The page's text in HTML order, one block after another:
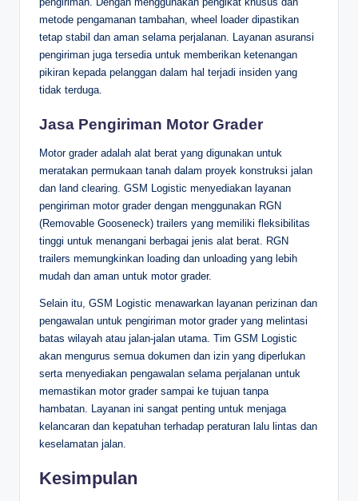
metode pengamanan tambahan, wheel loader dipastikan
tetap stabil dan aman selama perjalanan. Layanan asuransi
pengiriman juga tersedia untuk memberikan ketenangan
pikiran kepada pelanggan dalam hal terjadi insiden yang
tidak terduga.
Jasa Pengiriman Motor Grader
Motor grader adalah alat berat yang digunakan untuk
meratakan permukaan tanah dalam proyek konstruksi jalan
dan land clearing. GSM Logistic menyediakan layanan
pengiriman motor grader dengan menggunakan RGN
(Removable Gooseneck) trailers yang memiliki fleksibilitas
tinggi untuk menangani berbagai jenis alat berat. RGN
trailers memungkinkan loading dan unloading yang lebih
mudah dan aman untuk motor grader.
Selain itu, GSM Logistic menawarkan layanan perizinan dan
pengawalan untuk pengiriman motor grader yang melintasi
batas wilayah atau jalan-jalan utama. Tim GSM Logistic
akan mengurus semua dokumen dan izin yang diperlukan
serta menyediakan pengawalan selama perjalanan untuk
memastikan motor grader sampai ke tujuan tanpa
hambatan. Layanan ini sangat penting untuk menjaga
kelancaran dan kepatuhan terhadap peraturan lalu lintas dan
keselamatan jalan.
Kesimpulan